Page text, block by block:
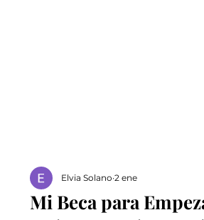
Mi Beca para
Elvia Solano 2 ene